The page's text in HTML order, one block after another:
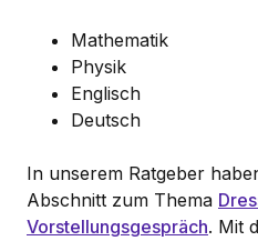
Mathematik
Physik
Englisch
Deutsch
In unserem Ratgeber
Abschnitt zum Thema
Vorstellungsgespräch. Mit